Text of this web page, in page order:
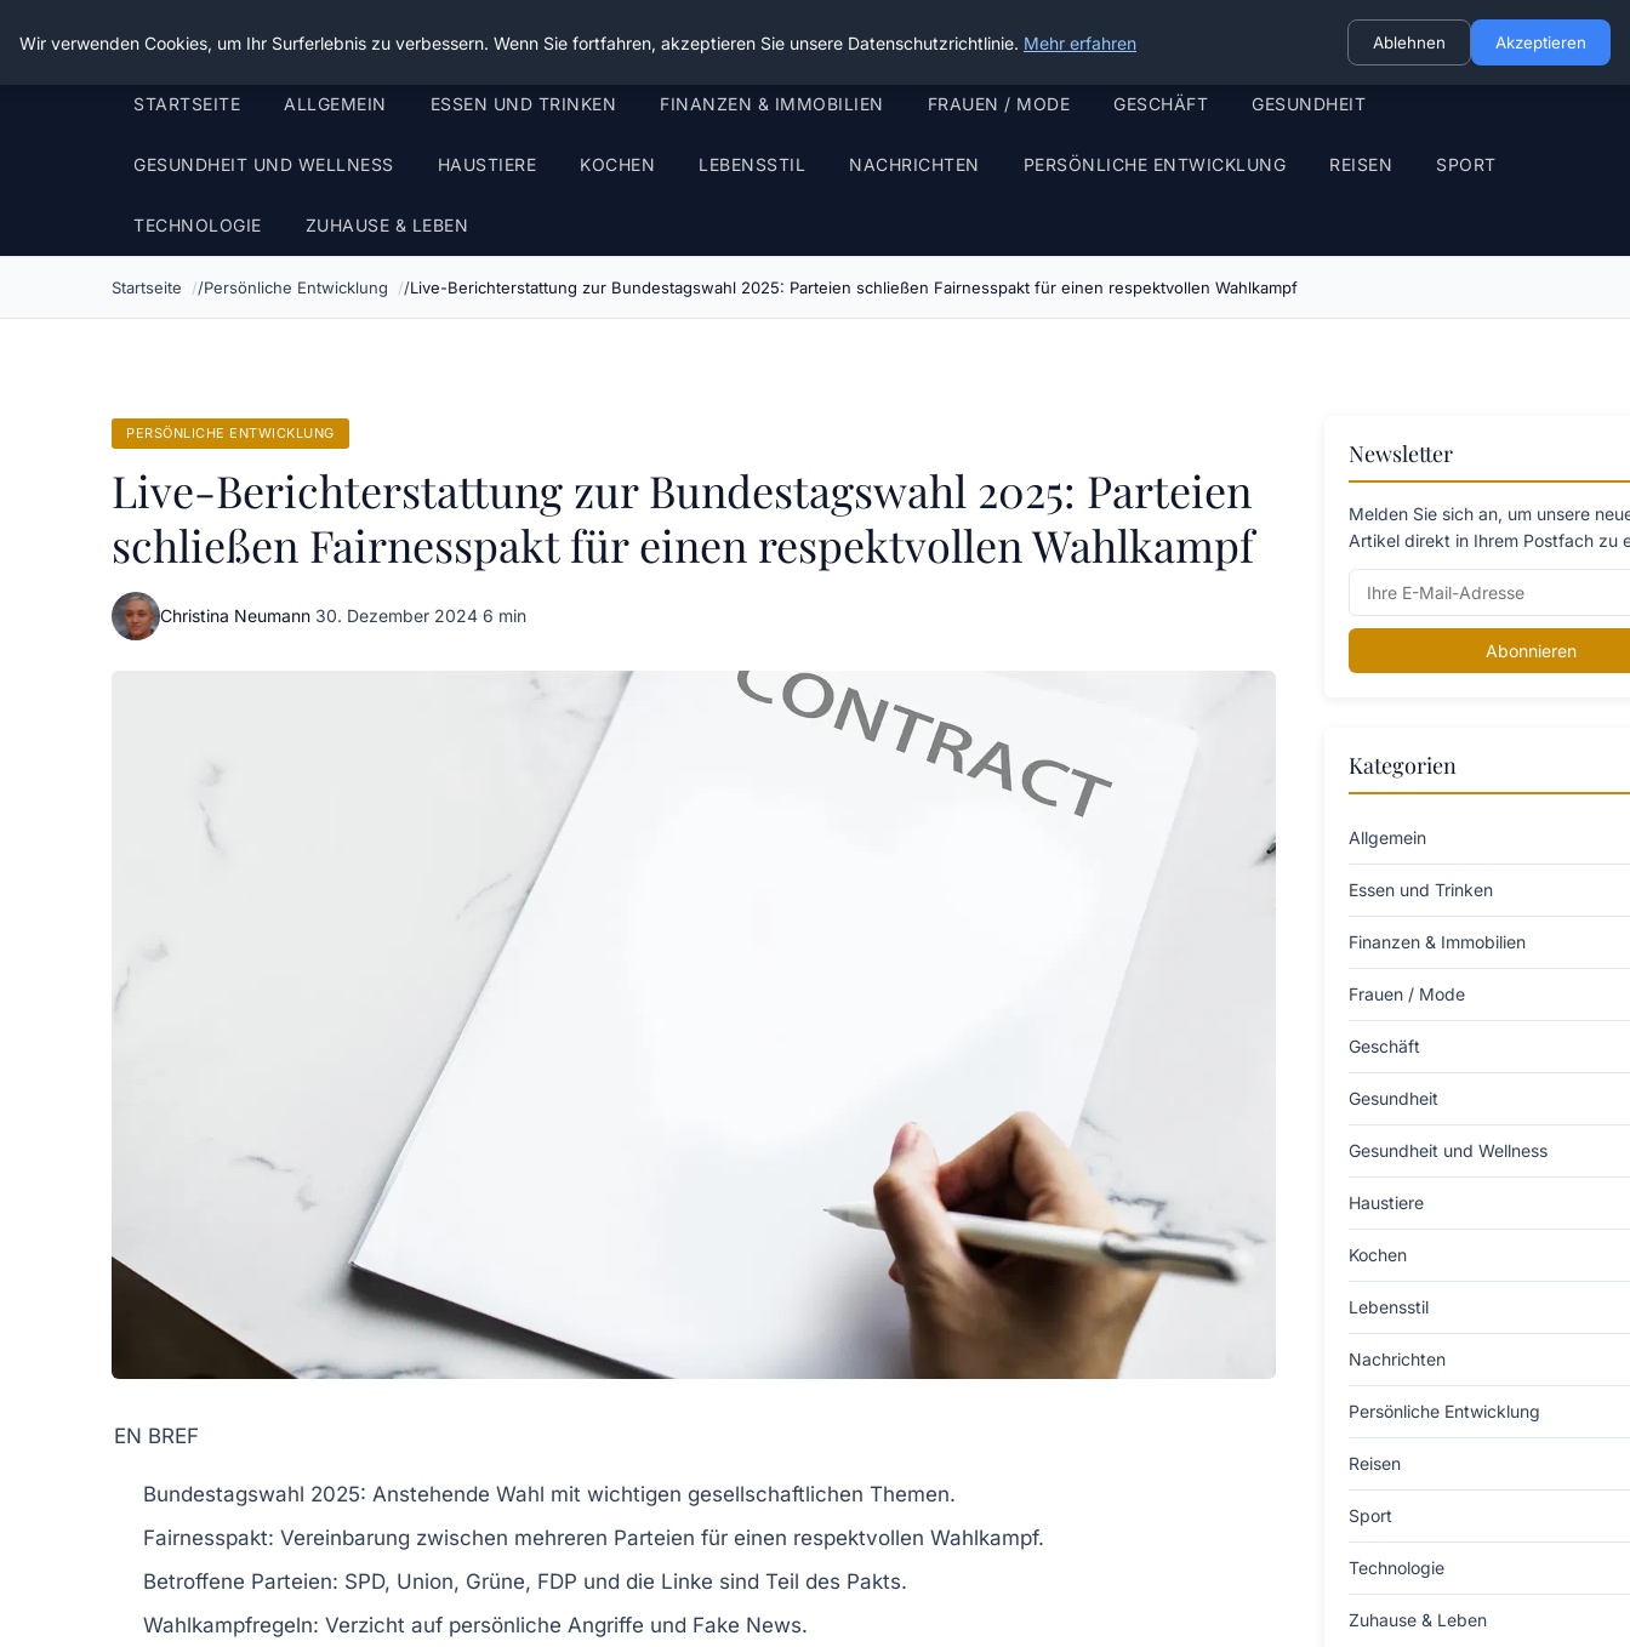
Die Schnitter
STARTSEITE ALLGEMEIN ESSEN UND TRINKEN FINANZEN & IMMOBILIEN FRAUEN / MODE GESCHÄFT GESUNDHEIT
GESUNDHEIT UND WELLNESS HAUSTIERE KOCHEN LEBENSSTIL NACHRICHTEN PERSÖNLICHE ENTWICKLUNG REISEN SPORT
TECHNOLOGIE ZUHAUSE & LEBEN
Startseite Persönliche Entwicklung Live-Berichterstattung zur Bundestagswahl 2025: Parteien schließen Fairnesspakt für einen respektvollen Wahlkampf
PERSÖNLICHE ENTWICKLUNG
Live-Berichterstattung zur Bundestagswahl 2025: Parteien
schließen Fairnesspakt für einen respektvollen Wahlkampf
Christina Neumann·30. Dezember 2024·6 min
EN BREF
Bundestagswahl 2025: Anstehende Wahl mit wichtigen gesellschaftlichen Themen.
Fairnesspakt: Vereinbarung zwischen mehreren Parteien für einen respektvollen Wahlkampf.
Betroffene Parteien: SPD, Union, Grüne, FDP und die Linke sind Teil des Pakts.
Wahlkampfregeln: Verzicht auf persönliche Angriffe und Fake News.
Newsletter
Melden Sie sich an, um unsere
Artikel direkt in Ihrem Postfach zu
Abonnieren
Kategorien
Allgemein
Essen und Trinken
Finanzen & Immobilien
Frauen / Mode
Geschäft
Gesundheit
Gesundheit und Wellness
Haustiere
Kochen
Lebensstil
Nachrichten
Persönliche Entwicklung
Reisen
Sport
Technologie
Zuhause & Leben
Wir verwenden Cookies, um Ihr Surferlebnis zu verbessern. Wenn Sie fortfahren, akzeptieren Sie unsere Datenschutzrichtlinie. Mehr erfahren Ablehnen Akzeptieren